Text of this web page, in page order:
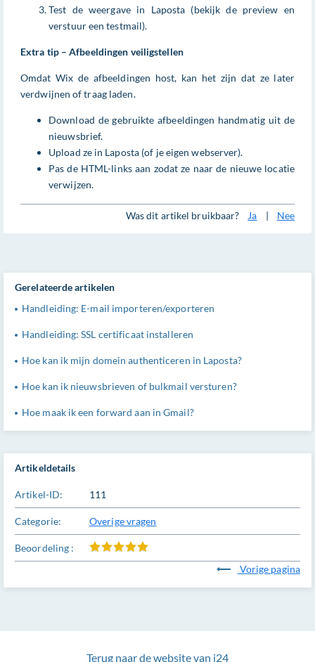
Test de weergave in Laposta (bekijk de preview en
verstuur een testmail).
Extra tip – Afbeeldingen veiligstellen
Omdat Wix de afbeeldingen host, kan het zijn dat ze later
verdwijnen of traag laden.
Download de gebruikte afbeeldingen handmatig uit de
nieuwsbrief.
Upload ze in Laposta (of je eigen webserver).
Pas de HTML-links aan zodat ze naar de nieuwe locatie
verwijzen.
Was dit artikel bruikbaar? Ja | Nee
Artikeldetails
Artikel-ID: 111
Categorie: Overige vragen
Beoordeling :
Vorige pagina
Gerelateerde artikelen
Handleiding: E-mail importeren/exporteren
Handleiding: SSL certificaat installeren
Hoe kan ik mijn domein authenticeren in Laposta?
Hoe kan ik nieuwsbrieven of bulkmail versturen?
Hoe maak ik een forward aan in Gmail?
Terug naar de website van i24